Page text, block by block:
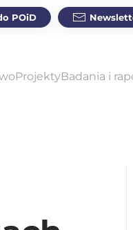
POiD
ProjektyBadania i